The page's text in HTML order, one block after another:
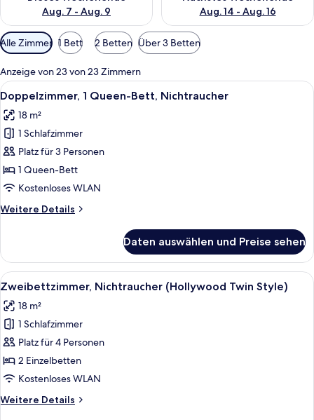
Aug. 7 - Aug. 9
Aug. 14 - Aug. 16
Verfügbare
Filter
für
Zimmer
Alle Zimmer 1 Bett 2 Betten Über 3 Betten
Anzeige von 23 von 23 Zimmern
Alle
Fotos
für
Doppelzimmer,
1
Queen-
Bett,
anzeigen
Ein Hotelzimmer mit einem großen
5
Doppelzimmer, 1 Queen-Bett, Nichtraucher
18 m²
1 Schlafzimmer
Platz für 3 Personen
1 Queen-Bett
Kostenloses WLAN
Weitere Details
Weitere
1
Queen-
Bett,
Daten auswählen und Preise sehen
Alle
Fotos
für
Zweibettzimmer,
Nichtraucher
(Hollywood
Twin
anzeigen
Ein Hotelzimmer mit zwei grossen
6
Zweibettzimmer, Nichtraucher (Hollywood Twin Style)
18 m²
1 Schlafzimmer
Platz für 4 Personen
2 Einzelbetten
Kostenloses WLAN
Weitere Details
Weitere